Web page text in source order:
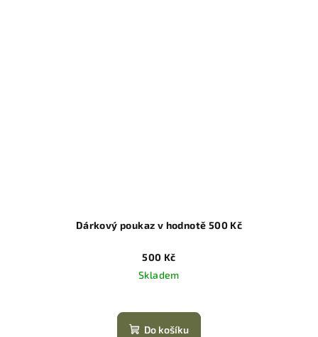
Dárkový poukaz v hodnotě 500 Kč
500 Kč
Skladem
Do košíku